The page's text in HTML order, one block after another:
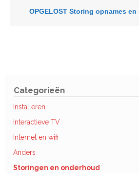
Categorieën
Installeren
Interactieve TV
Internet en wifi
Anders
Storingen en onderhoud
OPGELOST Storing opnames